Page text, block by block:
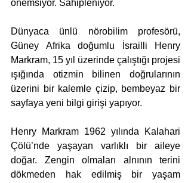
önemsiyor. Sahipleniyor.
Dünyaca ünlü nörobilim profesörü,
Güney Afrika doğumlu İsrailli Henry
Markram, 15 yıl üzerinde çalıştığı projesi
ışığında otizmin bilinen doğrularının
üzerini bir kalemle çizip, bembeyaz bir
sayfaya yeni bilgi girişi yapıyor.
Henry Markram 1962 yılında Kalahari
Çölü’nde yaşayan varlıklı bir aileye
doğar. Zengin olmaları alnının terini
dökmeden hak edilmiş bir yaşam